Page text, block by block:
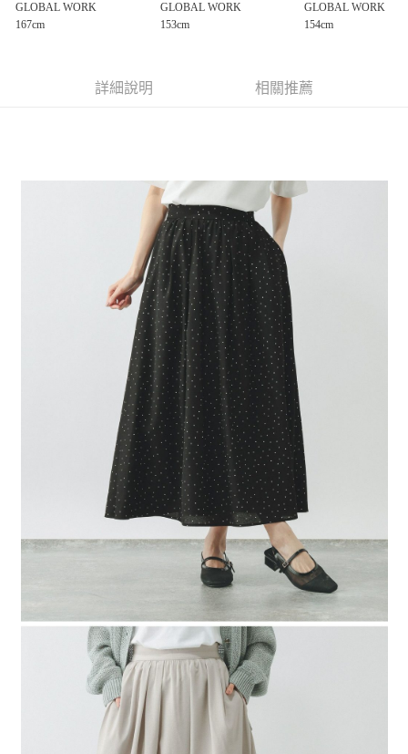
1.本服務由台灣大哥大提供，台灣大哥大用戶可立即使用無須另外申請。
2.付款方式選擇「大哥付你分期」，訂單成立後會自動跳轉到大哥付的交易
3.實際核准額度、可分期數及費用金額請依後續交易確認頁面所載為準。
4.訂單成立30分鐘內，如未前往確認交易或遇審核未通過，訂單將自動取
2.透過簡訊連結打開帳單後，可選擇「超商條碼／台灣大直營門市／銀行轉
帳／街口支付／iPASS MONEY」等通路繳費。
1.本服務係由「台灣大哥大股份有限公司」（以下簡稱本公司）所提供，讓
用戶於交易時，得透過本服務購買商品或服務，並由商店將買賣／分期付款
買賣價金債權讓與本公司後，依約使用本公司帳單繳交帳款。
2.基於同意付款使用「大哥付你分期」之契約關係目的，商店將以您的個人
資料（包含姓名、電話或地址）提供予台灣大哥大進項蒐集、處理及利用，
由本公司與您本人進行分期帳單所需資料之確認、核對及更正。
3.完整用戶服務條款，請詳閱以下連結： https://oppay.tw/userRule
AFTEE先享後付
１．於結帳方式選擇「AFTEE先享後付」後，將跳轉至「AFTEE先享後付」
結帳頁面，進行簡訊認證並確認金額後，即可完成結帳。
２．訂單成立數日內，您將收到繳費通知簡訊。
３．收到繳費通知簡訊後14天內，點擊此簡訊中的連結，可透過四大超商／
ATM／網路銀行／等多元方式進行付款，方視為交易完成。
※ 請注意：結帳手續完成當下不需立刻繳費，但若您需要取消訂單，請聯絡
購買商品的店家。未經商家同意取消之訂單仍視為有效，需透過AFTEE先享
後付繳納相關費用。
※ 交易是否成功請以「AFTEE先享後付 」之結帳頁面顯示為準，若有關於
是否繳費成功／繳費後需取消欲退款等相關疑問，請聯繫「AFTEE先享後付
https://netprotections.freshdesk.com/support/home
１．透過由恩沛科技股份有限公司提供之「AFTEE先享後付」服務完成之交
易，需依本服務之必要範圍內提供個人資料，並將交易相關給付款項請求債
權轉讓予恩沛科技股份有限公司。
２．關於個人資料處理事宜，請瀏覽以下網址：
https://aftee.tw/terms/#terms3
３．未成年的使用者請事先徵得法定代理人或監護人之同意方可使用
「AFTEE先享後付」，若未經同意申辦者引起之損失，本公司不負相關責
４．使用「AFTEE先享後付」時，將依據個別帳號之用戶狀況，依本公司即
時審查核予不同之上限額度；若仍有額度不足之情形，本公司將視審查結果
請求用戶進行身份認證。
５．嚴禁一人註冊多個帳號或使用他人資訊註冊。若發現惡意使用之情形，
恩沛科技股份有限公司將有權停止該用戶之使用額度並採取法律行動。
每筆NT$80，滿NT$888(含以上)免運費
每筆NT$80，滿NT$1,500(含以上)免運費
每筆NT$80，滿NT$1,500(含以上)免運費
每筆NT$80，滿NT$1,500(含以上)免運費
GLOBAL WORK
167cm
GLOBAL WORK
153cm
GLOBAL WORK
154cm
詳細說明 相關推薦